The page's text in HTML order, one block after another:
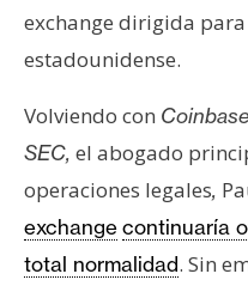
i
c
d
a
d
exchange dirigida
estadounidense.
Volviendo con
SEC, el abogado
operaciones legales,
exchangecontinuaría
total normalidad. Sin